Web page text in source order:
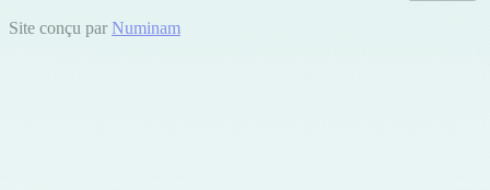
Site conçu par Numinam